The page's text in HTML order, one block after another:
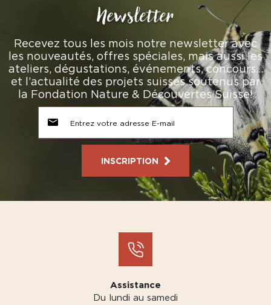
Newsletter
Recevez tous les mois notre newsletter avec
les nouveautés, offres spéciales, mais aussi les
ateliers, dégustations, événements, concours…
et l’actualité des projets suisses soutenus par
la Fondation Nature & Découvertes Suisse!
INSCRIPTION
Assistance
Du lundi au samedi